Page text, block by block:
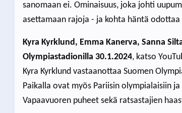
sanomaan ei. Ominaisuus, joka johti
asettamaan rajoja - ja kohta häntä
Kyra Kyrklund, Emma Kanerva, Sanna
Olympiastadionilla 30.1.2024, katso
Kyra Kyrklund vastaanottaa Suomen
Paikalla ovat myös Pariisin olympialaisiin
Vapaavuoren puheet sekä ratsastajien